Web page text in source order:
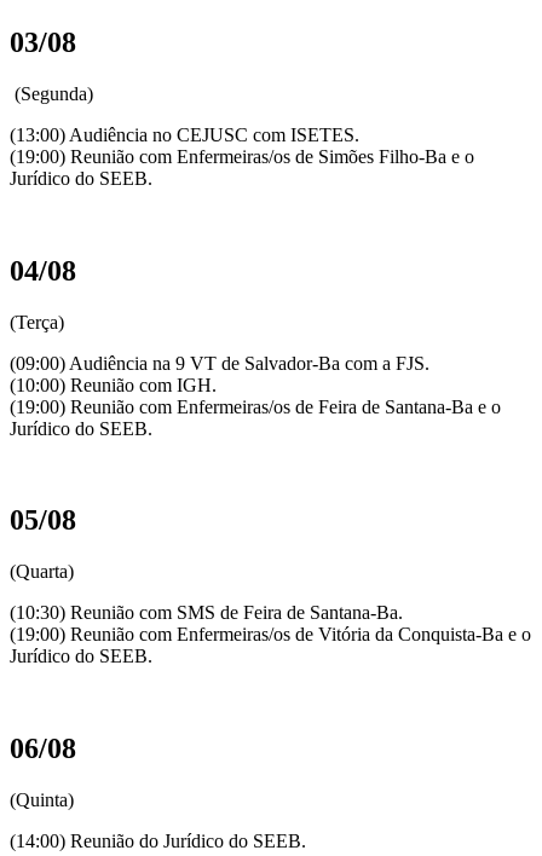
03/08
(Segunda)
(13:00) Audiência no CEJUSC com ISETES.
(19:00) Reunião com Enfermeiras/os de Simões Filho-Ba e o
Jurídico do SEEB.
04/08
(Terça)
(09:00) Audiência na 9 VT de Salvador-Ba com a FJS.
(10:00) Reunião com IGH.
(19:00) Reunião com Enfermeiras/os de Feira de Santana-Ba e o
Jurídico do SEEB.
05/08
(Quarta)
(10:30) Reunião com SMS de Feira de Santana-Ba.
(19:00) Reunião com Enfermeiras/os de Vitória da Conquista-Ba e o
Jurídico do SEEB.
06/08
(Quinta)
(14:00) Reunião do Jurídico do SEEB.